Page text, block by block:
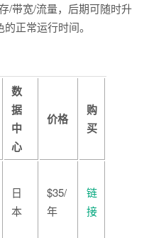
/带宽/流量，后期可随时升
正常运行时间。
数
据
中
心
价格
购
买
日
本
$35/
年
链
接